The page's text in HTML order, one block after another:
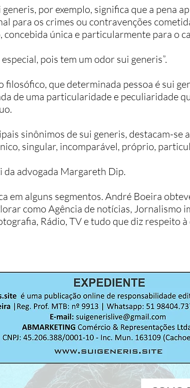
por exemplo, significa que a pena
para os crimes ou contravenções
única e particularmente para o
pois tem um odor sui generis”.
filosófico, que determinada pessoa é sui
de uma particularidade e peculiaridade
sinônimos de sui generis, destacam-se
singular, incomparável, próprio,
da advogada Margareth Dip.
em alguns segmentos. André Boeira
como Agência de notícias, Jornalismo
Rádio, TV e tudo que diz respeito